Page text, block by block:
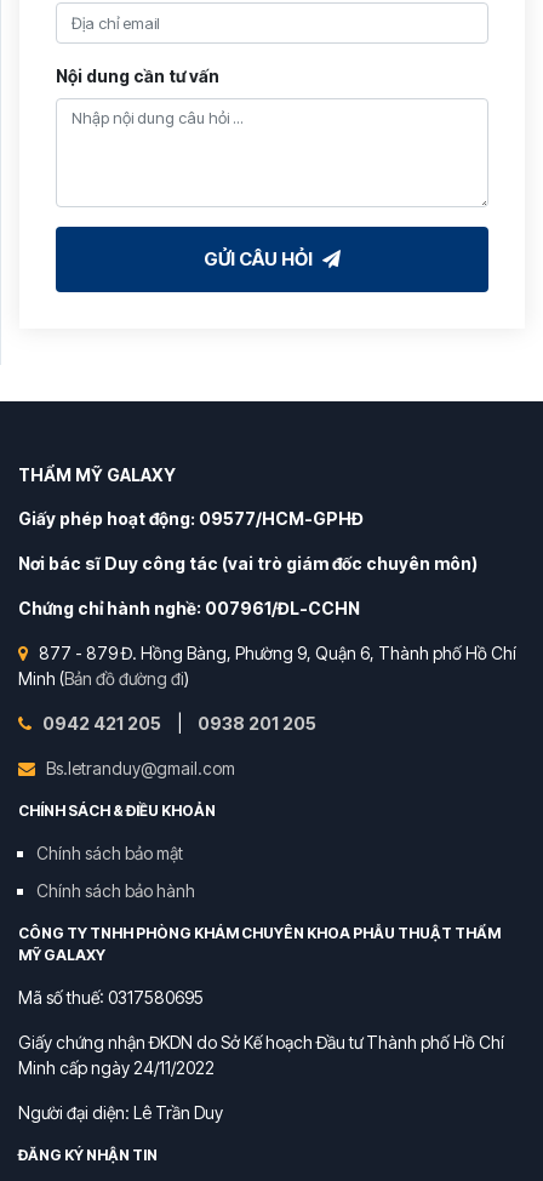
Nội dung cần tư vấn
GỬI CÂU HỎI
THẨM MỸ GALAXY
Giấy phép hoạt động: 09577/HCM-GPHĐ
Nơi bác sĩ Duy công tác (vai trò giám đốc chuyên môn)
Chứng chỉ hành nghề: 007961/ĐL-CCHN
877 - 879 Đ. Hồng Bàng, Phường 9, Quận 6, Thành phố Hồ Chí
Minh (Bản đồ đường đi)
0942 421 205 0938 201 205
Bs.letranduy@gmail.com
CHÍNH SÁCH & ĐIỀU KHOẢN
Chính sách bảo mật
Chính sách bảo hành
CÔNG TY TNHH PHÒNG KHÁM CHUYÊN KHOA PHẪU THUẬT THẨM
MỸ GALAXY
Mã số thuế: 0317580695
Giấy chứng nhận ĐKDN do Sở Kế hoạch Đầu tư Thành phố Hồ Chí
Minh cấp ngày 24/11/2022
Người đại diện: Lê Trần Duy
ĐĂNG KÝ NHẬN TIN